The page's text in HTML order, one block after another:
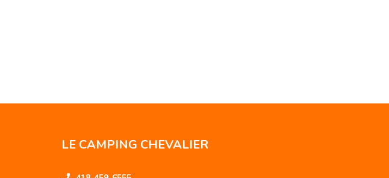
LE CAMPING CHEVALIER